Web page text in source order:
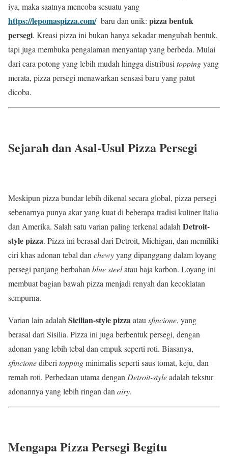
iya, maka saatnya mencoba sesuatu yang
https://lepomaspizza.com/baru dan unik: pizza bentuk
persegi. Kreasi pizza ini bukan hanya sekadar mengubah bentuk,
tapi juga membuka pengalaman menyantap yang berbeda. Mulai
dari cara potong yang lebih mudah hingga distribusi toppingyang
merata, pizza persegi menawarkan sensasi baru yang patut
dicoba.
Sejarah dan Asal-Usul Pizza Persegi
Meskipun pizza bundar lebih dikenal secara global, pizza persegi
sebenarnya punya akar yang kuat di beberapa tradisi kuliner Italia
dan Amerika. Salah satu varian paling terkenal adalah Detroit-
style pizza. Pizza ini berasal dari Detroit, Michigan, dan memiliki
ciri khas adonan tebal dan chewyyang dipanggang dalam loyang
persegi panjang berbahan blue steelatau baja karbon. Loyang ini
membuat bagian bawah pizza menjadi renyah dan kecoklatan
sempurna.
Varian lain adalah Sicilian-style pizzaatau sfincione, yang
berasal dari Sisilia. Pizza ini juga berbentuk persegi, dengan
adonan yang lebih tebal dan empuk seperti roti. Biasanya,
sfincionediberi toppingminimalis seperti saus tomat, keju, dan
remah roti. Perbedaan utama dengan Detroit-styleadalah tekstur
adonannya yang lebih ringan dan airy.
Mengapa Pizza Persegi Begitu